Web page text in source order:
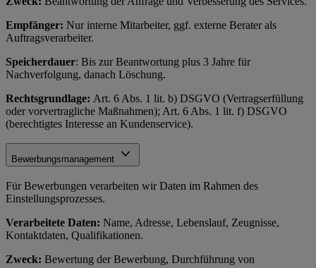
Empfänger: Nur interne Mitarbeiter, ggf. externe Berater als
Auftragsverarbeiter.
Speicherdauer: Bis zur Beantwortung plus 3 Jahre für
Nachverfolgung, danach Löschung.
Rechtsgrundlage: Art. 6 Abs. 1 lit. b) DSGVO (Vertragserfüllung
oder vorvertragliche Maßnahmen); Art. 6 Abs. 1 lit. f) DSGVO
(berechtigtes Interesse an Kundenservice).
Bewerbungsmanagement
Für Bewerbungen verarbeiten wir Daten im Rahmen des
Einstellungsprozesses.
Verarbeitete Daten: Name, Adresse, Lebenslauf, Zeugnisse,
Kontaktdaten, Qualifikationen.
Zweck: Bewertung der Bewerbung, Durchführung von